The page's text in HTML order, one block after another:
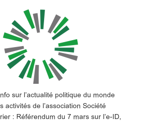
sur l’actualité politique du monde
activités de l’association Société
: Référendum du 7 mars sur l’e-ID,